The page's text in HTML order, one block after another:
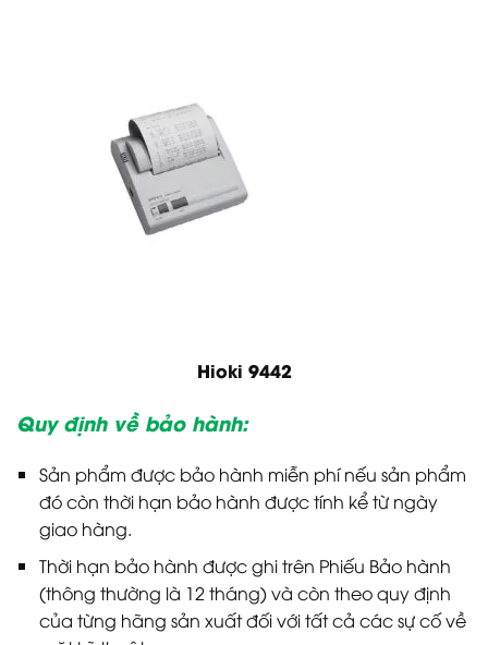
Hioki 9442
Quy định về bảo hành:
Sản phẩm được bảo hành miễn phí nếu sản phẩm
đó còn thời hạn bảo hành được tính kể từ ngày
giao hàng.
Thời hạn bảo hành được ghi trên Phiếu Bảo hành
(thông thường là 12 tháng) và còn theo quy định
của từng hãng sản xuất đối với tất cả các sự cố về